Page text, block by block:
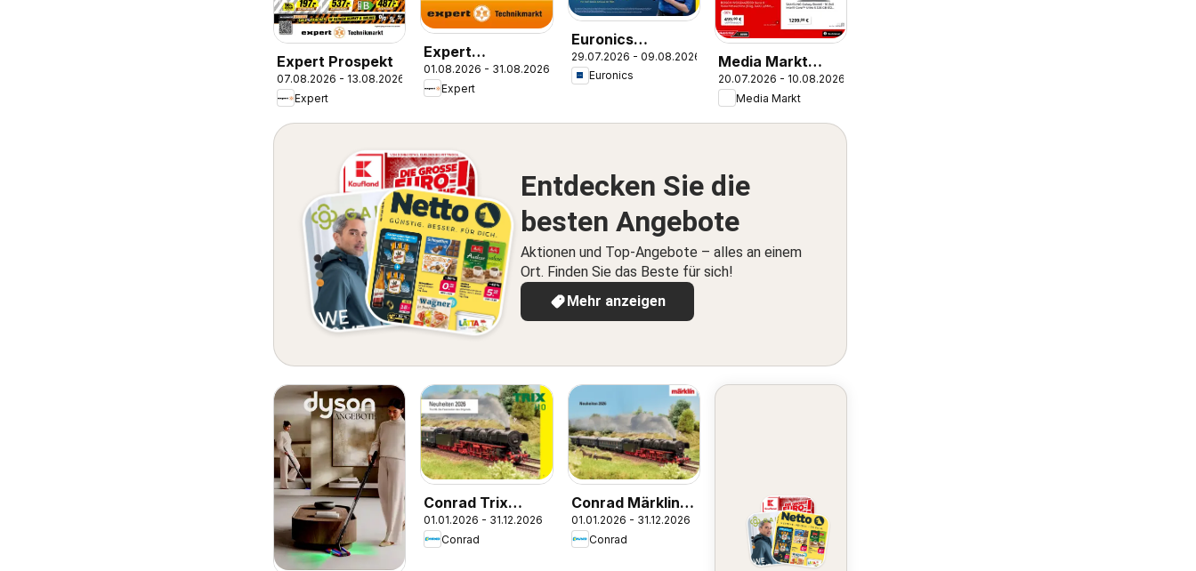
Expert Prospekt
07.08.2026 - 13.08.2026
Expert
Expert
Smarthphone
Highlights im
01.08.2026 - 31.08.2026
Expert
Euronics
Prospekt
29.07.2026 - 09.08.2026
Euronics
Media Markt
Prospekt
20.07.2026 - 10.08.2026
Media Markt
Entdecken Sie die
besten Angebote
Aktionen und Top-Angebote – alles an einem
Ort. Finden Sie das Beste für sich!
Mehr anzeigen
Conrad Trix
Katalog
01.01.2026 - 31.12.2026
Conrad
Conrad Märklin
Katalog
01.01.2026 - 31.12.2026
Conrad